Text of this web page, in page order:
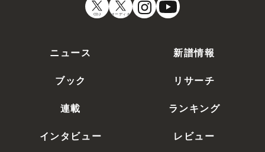
CDJ オーディオ
ニュース
新譜情報
ブック
リサーチ
連載
ランキング
インタビュー
レビュー